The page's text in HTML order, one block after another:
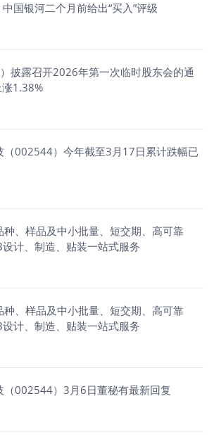
国银河二个月前给出“买入”评级
披露召开2026年第一次临时股东会的通
1.38%
（002544）今年截至3月17日累计跌幅已
、样品及中小批量、短交期、高可靠
计、制造、贴装一站式服务
、样品及中小批量、短交期、高可靠
计、制造、贴装一站式服务
（002544）3月6日董秘有最新回复